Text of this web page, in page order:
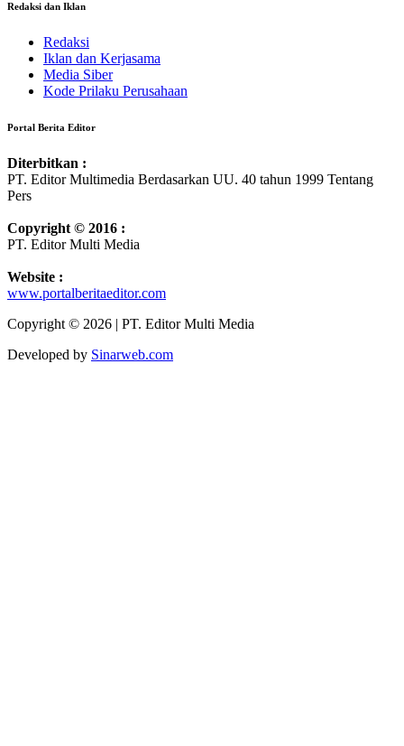
Redaksi dan Iklan
Redaksi
Iklan dan Kerjasama
Media Siber
Kode Prilaku Perusahaan
Portal Berita Editor
Diterbitkan :
PT. Editor Multimedia Berdasarkan UU. 40 tahun 1999 Tentang
Pers
Copyright © 2016 :
PT. Editor Multi Media
Website :
www.portalberitaeditor.com
Copyright © 2026 | PT. Editor Multi Media
Developed by Sinarweb.com